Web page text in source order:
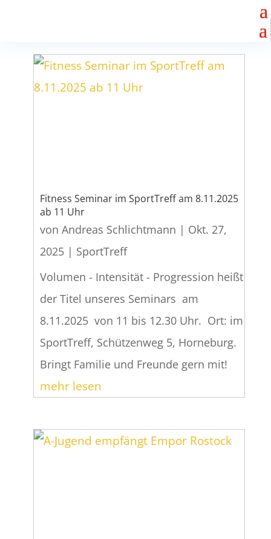
Fitness Seminar im SportTreff am 8.11.2025
ab 11 Uhr
von Andreas Schlichtmann | Okt. 27,
2025| SportTreff
Volumen - Intensität - Progression heißt
der Titel unseres Seminars am
8.11.2025 von 11 bis 12.30 Uhr. Ort: im
SportTreff, Schützenweg 5, Horneburg.
Bringt Familie und Freunde gern mit!
mehr lesen